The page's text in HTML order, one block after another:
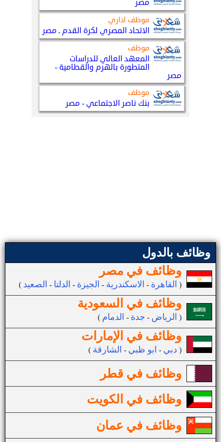
وظائف بالدول
وظائف في مصر
( القاهرة - الاسكندرية - الجيزة - الدلتا - الصعيد )
وظائف في السعودية
( الرياض - جدة - الدمام )
وظائف في الإمارات
( دبي - ابو ظبي - الشارقة )
وظائف في قطر
وظائف في الكويت
وظائف في عمان